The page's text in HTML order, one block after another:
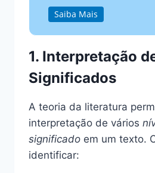
Saiba Mais
1. Interpretação
Significados
A teoria da literatura
interpretação de vários
significado em um texto.
identificar: